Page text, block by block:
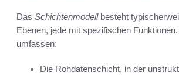
Das Schichtenmodellbesteht
Ebenen, jede mit spezifischen
umfassen:
Die Rohdatenschicht, in der